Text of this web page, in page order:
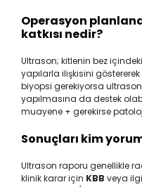
Operasyon
katkısı nedir?
Ultrason; kitlenin bez
yapılarla ilişkisini
biyopsi gerekiyorsa
yapılmasına da destek
muayene + gerekirse
Sonuçları kim
Ultrason raporu genellikle
klinik karar için KBB veya